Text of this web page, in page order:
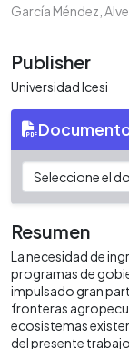
García Méndez,
Publisher
Universidad Icesi
Resumen
La necesidad de
programas de
impulsado gran
fronteras
ecosistemas
del presente